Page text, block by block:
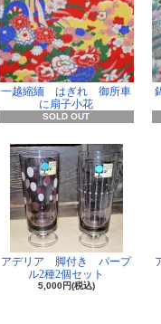
一越縮緬 はぎれ 御所車
に扇子小花
SOLD OUT
アデリア 脚付き パープ
ル2種2個セット
5,000円(税込)